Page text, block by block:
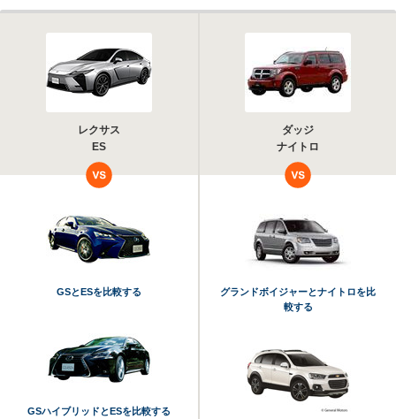
レクサス
ES
ダッジ
ナイトロ
GSとESを比較する
GSハイブリッドとESを比較する
グランドボイジャーとナイトロを比
較する